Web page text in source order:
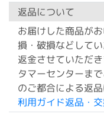
返品について
お届けした商品が
損・破損などして
返金させていただ
タマーセンターま
のご都合による返
利用ガイド返品・